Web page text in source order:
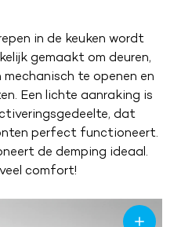
in de keuken wordt
gemaakt om deuren,
te openen en
Een lichte aanraking is
dat
perfect functioneert.
de demping ideaal.
comfort!